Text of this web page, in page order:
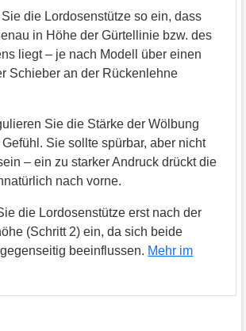
die Lordosenstütze so ein, dass
in Höhe der Gürtellinie bzw. des
liegt – je nach Modell über einen
Schieber an der Rückenlehne
Sie die Stärke der Wölbung
Sie sollte spürbar, aber nicht
– ein zu starker Andruck drückt die
nach vorne.
die Lordosenstütze erst nach der
(Schritt 2) ein, da sich beide
beeinflussen. Mehr im